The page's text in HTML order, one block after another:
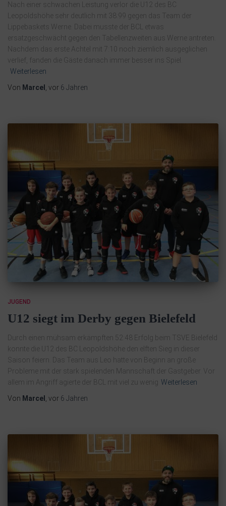
Nach einer schwachen Leistung verlor die U12 des BC
Leopoldshöhe sehr deutlich mit 38:99 gegen das Team der
Lippebaskets Werne. Dabei musste der BCL etwas
ersatzgeschwächt gegen den Tabellenzweiten aus Werne antreten.
Nachdem das erste Achtel mit 7:10 noch ziemlich ausgeglichen
verlief, fanden die Gäste danach immer besser ins Spiel.
Weiterlesen
Von Marcel , vor 6 Jahren
JUGEND
U12 siegt im Derby gegen Bielefeld
Durch einen mühsam erkämpften 52:48 Erfolg beim TSVE Bielefeld
konnte die U12 des BC Leopoldshöhe den elften Sieg in dieser
Saison feiern. Das Team aus Leo hatte von Beginn an große
Probleme mit der stark spielenden Mannschaft der Gastgeber. Vor
allem im Angriff agierte der BCL mit viel zu wenig Weiterlesen
Von Marcel , vor 6 Jahren